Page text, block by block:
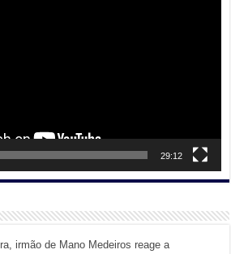
29:12
irmão de Mano Medeiros reage a